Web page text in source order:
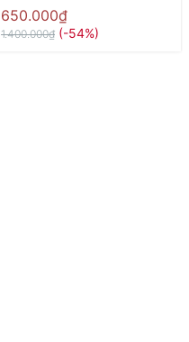
Góc
650.000₫
1.400.000₫ (-54%)